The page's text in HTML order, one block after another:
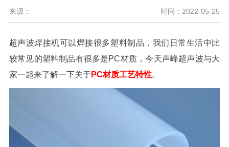
来源： 时间：2022-05-25
超声波焊接机可以焊接很多塑料制品，我们日常生活中比
较常见的塑料制品有很多是PC材质，今天声峰超声波与大
家一起来了解一下关于PC材质工艺特性。